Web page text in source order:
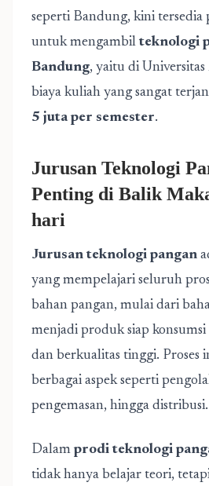
seperti Bandung, kini tersedia
untuk mengambil teknologi
Bandung, yaitu di Universitas
biaya kuliah yang sangat
5 juta per semester.
Jurusan Teknologi
Penting di Balik
hari
Jurusan teknologi pangan
yang mempelajari seluruh
bahan pangan, mulai dari
menjadi produk siap konsumsi
dan berkualitas tinggi. Proses
berbagai aspek seperti
pengemasan, hingga distribusi.
Dalam prodi teknologi
tidak hanya belajar teori,